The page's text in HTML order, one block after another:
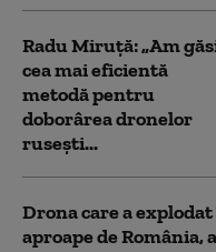
Radu Miruță: „Am
cea mai eficientă
metodă pentru
doborârea dronelor
rusești...
Drona care a
aproape de România,